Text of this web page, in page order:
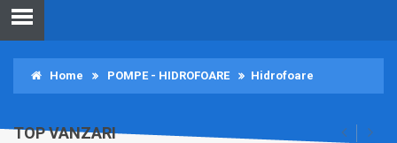
Home POMPE - HIDROFOARE Hidrofoare
TOP VANZARI